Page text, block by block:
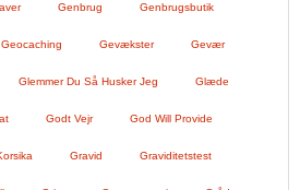
Genbrug Genbrugsbutik
Geocaching Gevækster Gevær
Glemmer Du Så Husker Jeg Glæde
Godt Vejr God Will Provide
Gravid Graviditetstest